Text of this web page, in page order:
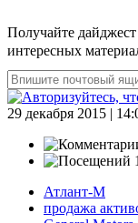
Получайте
интересных
29 декабря 2015 |
Атлант-М
продажа